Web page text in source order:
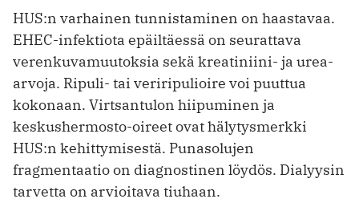
HUS:n varhainen tunnistaminen on haastavaa.
EHEC-infektiota epäiltäessä on seurattava
verenkuvamuutoksia sekä kreatiniini- ja urea-
arvoja. Ripuli- tai veriripulioire voi puuttua
kokonaan. Virtsantulon hiipuminen ja
keskushermosto-oireet ovat hälytysmerkki
HUS:n kehittymisestä. Punasolujen
fragmentaatio on diagnostinen löydös. Dialyysin
tarvetta on arvioitava tiuhaan.